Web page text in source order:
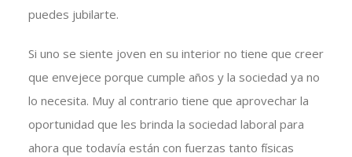
puedes jubilarte.
Si uno se siente joven en su interior no tiene que creer
que envejece porque cumple años y la sociedad ya no
lo necesita. Muy al contrario tiene que aprovechar la
oportunidad que les brinda la sociedad laboral para
ahora que todavía están con fuerzas tanto físicas